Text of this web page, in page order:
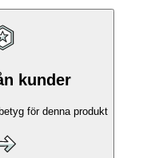
kunder
för denna produkt